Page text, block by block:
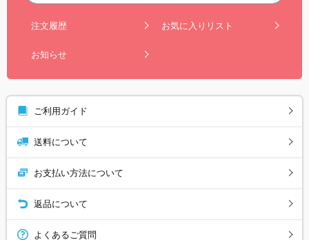
注文履歴 お気に入りリスト
お知らせ
ご利用ガイド
送料について
お支払い方法について
返品について
よくあるご質問